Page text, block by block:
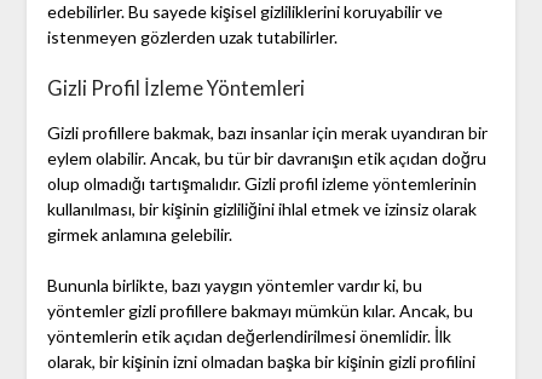
edebilirler. Bu sayede kişisel gizliliklerini koruyabilir ve
istenmeyen gözlerden uzak tutabilirler.
Gizli Profil İzleme Yöntemleri
Gizli profillere bakmak, bazı insanlar için merak uyandıran bir
eylem olabilir. Ancak, bu tür bir davranışın etik açıdan doğru
olup olmadığı tartışmalıdır. Gizli profil izleme yöntemlerinin
kullanılması, bir kişinin gizliliğini ihlal etmek ve izinsiz olarak
girmek anlamına gelebilir.
Bununla birlikte, bazı yaygın yöntemler vardır ki, bu
yöntemler gizli profillere bakmayı mümkün kılar. Ancak, bu
yöntemlerin etik açıdan değerlendirilmesi önemlidir. İlk
olarak, bir kişinin izni olmadan başka bir kişinin gizli profilini